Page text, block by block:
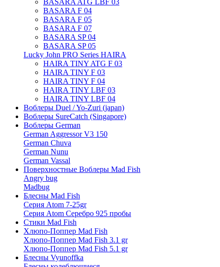
BASARA ATG LBF 03
BASARA F 04
BASARA F 05
BASARA F 07
BASARA SP 04
BASARA SP 05
Lucky John PRO Series HAIRA
HAIRA TINY ATG F 03
HAIRA TINY F 03
HAIRA TINY F 04
HAIRA TINY LBF 03
HAIRA TINY LBF 04
Воблеры Duel / Yo-Zuri (japan)
Воблеры SureCatch (Singapore)
Воблеры German
German Aggressor V3 150
German Chuva
German Nunu
German Vassal
Поверхностные Воблеры Mad Fish
Angry bug
Madbug
Блесны Mad Fish
Серия Atom 7-25gr
Серия Atom Серебро 925 пробы
Стики Mad Fish
Хлюпо-Поппер Mad Fish
Хлюпо-Поппер Mad Fish 3.1 gr
Хлюпо-Поппер Mad Fish 5.1 gr
Блесны Vyunoffka